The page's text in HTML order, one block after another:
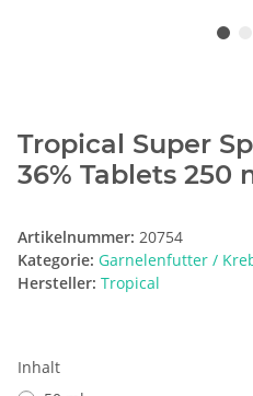
Tropical Super
36% Tablets 250
Artikelnummer: 20754
Kategorie: Garnelenfutter /
Hersteller: Tropical
Inhalt